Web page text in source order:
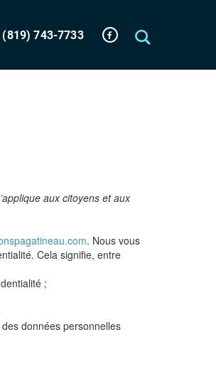
(819) 743-7733
aux citoyens et aux
. Nous vous
Cela signifie, entre
;
données personnelles